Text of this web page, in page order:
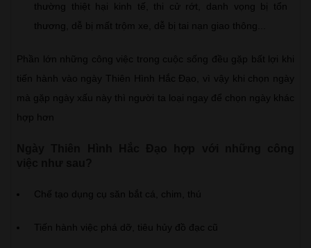
thường thiệt hại kinh tế, thi cử rớt, danh vọng bị tổn
thương, dễ bị mất trộm xe, dễ bị tai nạn giao thông...
Phần lớn những công việc trong cuộc sống đều gặp bất lợi khi
tiến hành vào ngày Thiên Hình Hắc Đạo, vì vậy khi chọn ngày
mà gặp ngày xấu này thì người ta loại ngay để chọn ngày khác
hợp hơn
Chế tạo dụng cụ săn bắt cá, chim, thú
Tiến hành việc phá dỡ, tiêu hủy đồ đạc cũ